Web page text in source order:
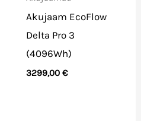
Akujaam EcoFlow
Delta Pro 3
(4096Wh)
3299,00€